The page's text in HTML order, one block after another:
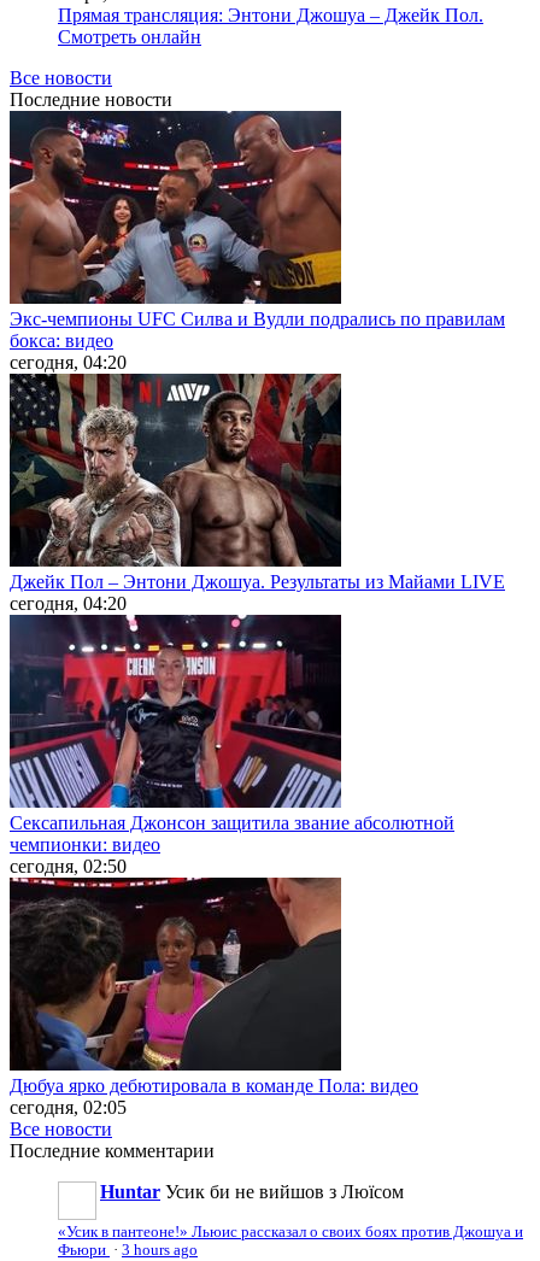
Прямая трансляция: Энтони Джошуа – Джейк Пол.
Смотреть онлайн
Все новости
Последние новости
Экс-чемпионы UFC Силва и Вудли подрались по правилам
бокса: видео
сегодня, 04:20
Джейк Пол – Энтони Джошуа. Результаты из Майами LIVE
сегодня, 04:20
Сексапильная Джонсон защитила звание абсолютной
чемпионки: видео
сегодня, 02:50
Дюбуа ярко дебютировала в команде Пола: видео
сегодня, 02:05
Все новости
Последние комментарии
Huntar Усик би не вийшов з Люїсом
«Усик в пантеоне!» Льюис рассказал о своих боях против Джошуа и
Фьюри · 3 hours ago